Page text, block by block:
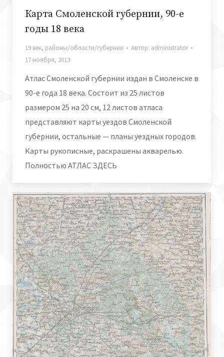
Карта Смоленской губернии, 90-е
годы 18 века
19 век, районы/области/губернии Автор: administrator
17 ноября, 2013
Атлас Смоленской губернии издан в Смоленске в
90-е года 18 века. Состоит из 25 листов
размером 25 на 20 см, 12 листов атласа
представляют карты уездов Смоленской
губернии, остальные — планы уездных городов.
Карты рукописные, раскрашены акварелью.
Полностью АТЛАС ЗДЕСЬ